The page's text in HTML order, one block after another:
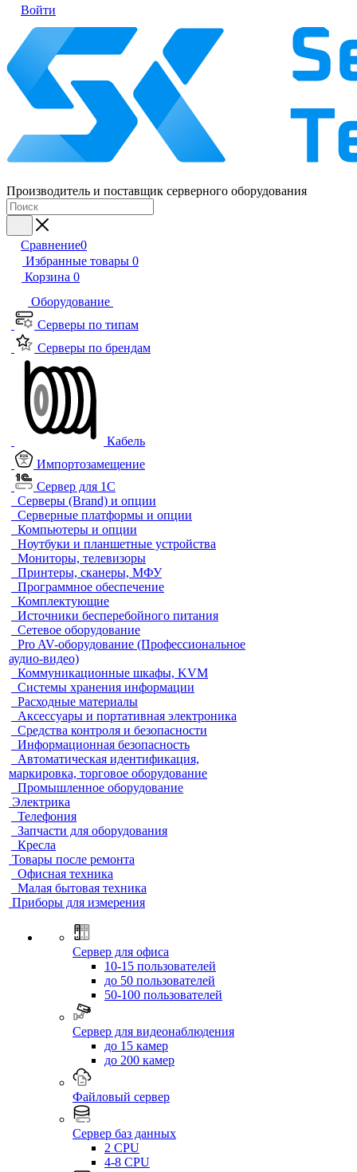
Войти
Производитель и поставщик серверного оборудования
Сравнение0
Избранные товары 0
Корзина 0
Оборудование
Серверы по типам
Серверы по брендам
Кабель
Импортозамещение
Сервер для 1С
Серверы (Brand) и опции
Серверные платформы и опции
Компьютеры и опции
Ноутбуки и планшетные устройства
Мониторы, телевизоры
Принтеры, сканеры, МФУ
Программное обеспечение
Комплектующие
Источники бесперебойного питания
Сетевое оборудование
Pro AV-оборудование (Профессиональное
аудио-видео)
Коммуникационные шкафы, KVM
Системы хранения информации
Расходные материалы
Аксессуары и портативная электроника
Средства контроля и безопасности
Информационная безопасность
Автоматическая идентификация,
маркировка, торговое оборудование
Промышленное оборудование
Электрика
Телефония
Запчасти для оборудования
Кресла
Товары после ремонта
Офисная техника
Малая бытовая техника
Приборы для измерения
Сервер для офиса
10-15 пользователей
до 50 пользователей
50-100 пользователей
Сервер для видеонаблюдения
до 15 камер
до 200 камер
Файловый сервер
Сервер баз данных
2 CPU
4-8 CPU